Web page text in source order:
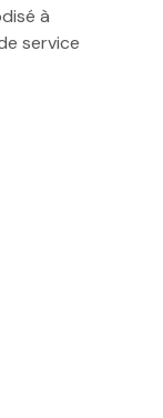
à
service